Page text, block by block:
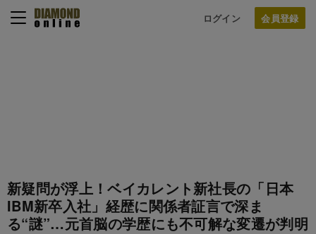
ログイン
新疑問が浮上！ベイカレント新社長の「日本
IBM新卒入社」経歴に関係者証言で深ま
る“謎”…元首脳の学歴にも不可解な変遷が判明